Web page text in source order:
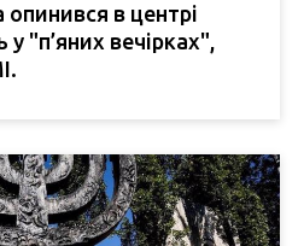
в центрі
у "п’яних вечірках",